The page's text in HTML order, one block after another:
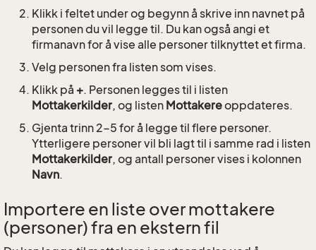
Klikk i feltet under og begynn å skrive inn navnet på
personen du vil legge til. Du kan også angi et
firmanavn for å vise alle personer tilknyttet et firma.
Velg personen fra listen som vises.
Klikk på +. Personen legges til i listen
Mottakerkilder, og listen Mottakereoppdateres.
Gjenta trinn 2-5 for å legge til flere personer.
Ytterligere personer vil bli lagt til i samme rad i listen
Mottakerkilder, og antall personer vises i kolonnen
Navn.
Importere en liste over mottakere
(personer) fra en ekstern fil